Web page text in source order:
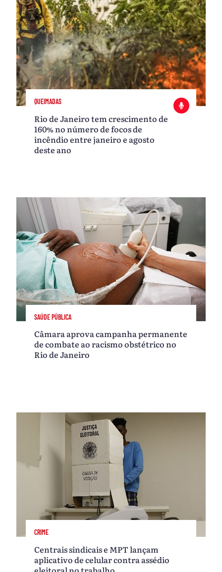
QUEIMADAS
Rio de Janeiro tem crescimento de
160% no número de focos de
incêndio entre janeiro e agosto
deste ano
SAÚDE PÚBLICA
Câmara aprova campanha permanente
de combate ao racismo obstétrico no
Rio de Janeiro
CRIME
Centrais sindicais e MPT lançam
aplicativo de celular contra assédio